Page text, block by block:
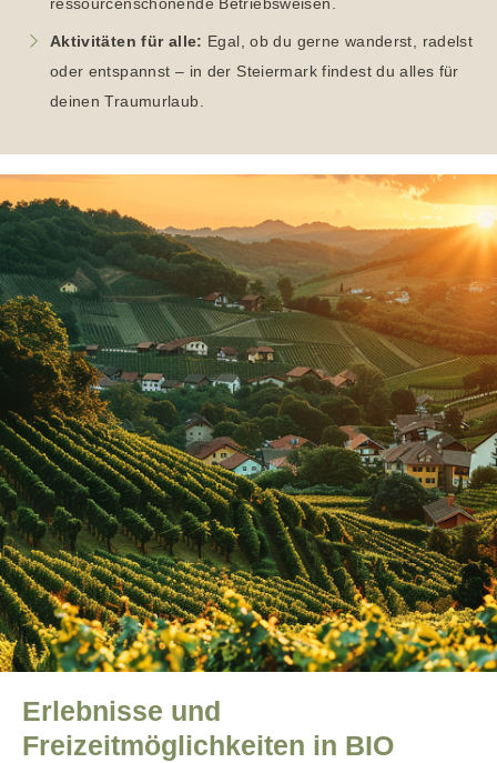
ressourcenschonende Betriebsweisen.
Aktivitäten für alle: Egal, ob du gerne wanderst, radelst
oder entspannst – in der Steiermark findest du alles für
deinen Traumurlaub.
Erlebnisse und
Freizeitmöglichkeiten in BIO